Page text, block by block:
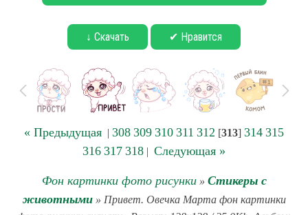
↓ Скачать ✔ Нравится
« Предыдущая | 308 309 310 311 312 [313] 314 315
316 317 318 | Следующая »
Фон картинки фото рисунки» Стикеры с
животными» Привет. Овечка Марта фон картинки